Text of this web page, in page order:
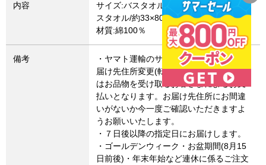
内容
サイズ:バスタオル/約60×120cm、フェイ
スタオル/約33×80cm
材質:綿100％
備考
・ヤマト運輸のサービス変更により、お
届け先住所変更(転送)した場合、転送費用
はお品物を受け取るお客さまによるお支
払いとなります。お届け先住所にお間違
いがないか今一度ご確認いただきますよ
うお願いいたします。
・７日後以降の指定日にお届けします。
・ゴールデンウィーク・お盆期間(8月15
日前後)・年末年始など連休に係るご注文